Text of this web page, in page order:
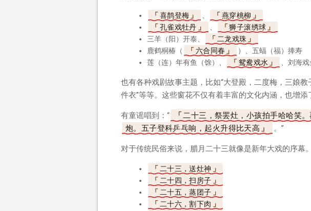
喜鹊登梅
燕穿桃柳
孔雀戏牡丹
狮子滚绣球
三羊（阳）开泰、
二龙戏珠
鹿鹤桐椿（
六合同春
）、五蝠（福）捧寿
莲（连）年有鱼（馀）、
鸳鸯戏水 、刘海
也有各种戏剧故事主题，比如“大登殿，二度梅，三娘
件衣”等等。这些窗花不仅有着丰富的文化内涵，也增添
有童谣唱到：“
二十三，祭罢灶，小孩拍手哈哈笑
炮。五子登科乒乓响，起火升得比天高
。”
对于传统民俗来说，腊月二十三就像是新年大戏的序幕
二十三，送灶神
二十四，扫房子
二十五，蒸团子
二十六，割下肉